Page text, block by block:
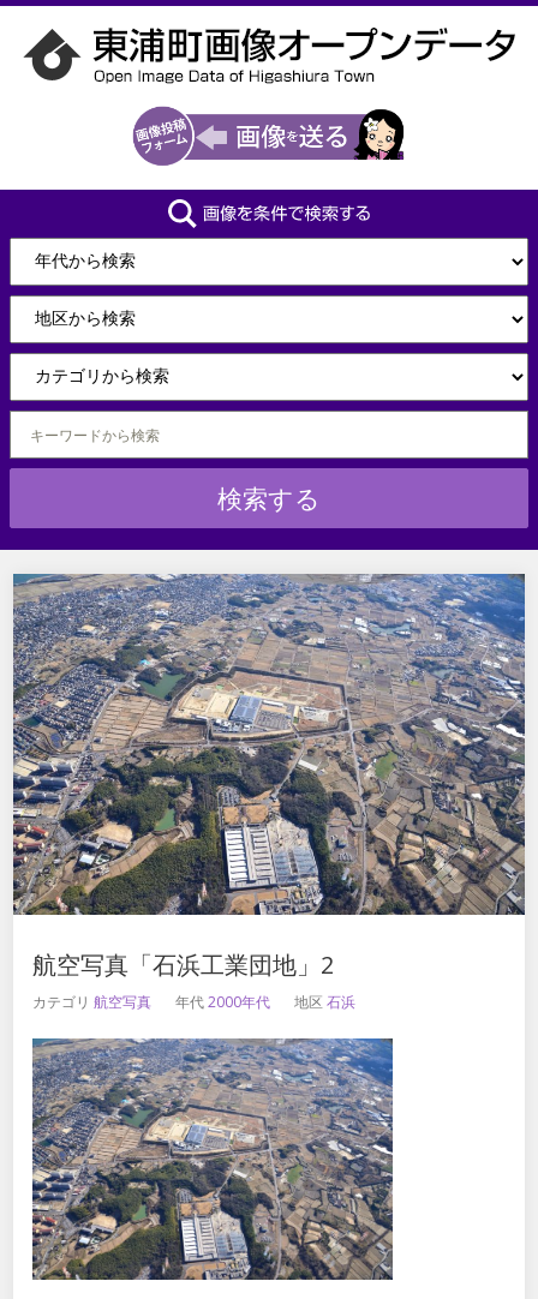
航空写真「石浜工業団地」2
カテゴリ航空写真 年代2000年代 地区石浜